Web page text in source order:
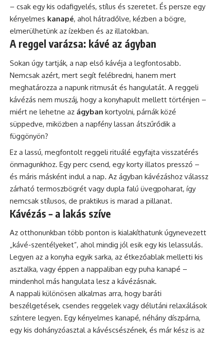
– csak egy kis odafigyelés, stílus és szeretet. És persze egy
kényelmes kanapé, ahol hátradőlve, kézben a bögre,
elmerülhetünk az ízekben és az illatokban.
A reggel varázsa: kávé az ágyban
Sokan úgy tartják, a nap első kávéja a legfontosabb.
Nemcsak azért, mert segít felébredni, hanem mert
meghatározza a napunk ritmusát és hangulatát. A reggeli
kávézás nem muszáj, hogy a konyhapult mellett történjen –
miért ne lehetne az ágyban kortyolni, párnák közé
süppedve, miközben a napfény lassan átszűrődik a
függönyön?
Ez a lassú, megfontolt reggeli rituálé egyfajta visszatérés
önmagunkhoz. Egy perc csend, egy korty illatos presszó –
és máris másként indul a nap. Az ágyban kávézáshoz válassz
zárható termoszbögrét vagy dupla falú üvegpoharat, így
nemcsak stílusos, de praktikus is marad a pillanat.
Kávézás – a lakás szíve
Az otthonunkban több ponton is kialakíthatunk úgynevezett
„kávé-szentélyeket”, ahol mindig jól esik egy kis lelassulás.
Legyen az a konyha egyik sarka, az étkezőablak melletti kis
asztalka, vagy éppen a nappaliban egy puha kanapé –
mindenhol más hangulata lesz a kávézásnak.
A nappali különösen alkalmas arra, hogy baráti
beszélgetések, csendes reggelek vagy délutáni relaxálások
színtere legyen. Egy kényelmes kanapé, néhány díszpárna,
egy kis dohányzóasztal a kávéscsészének, és már kész is az